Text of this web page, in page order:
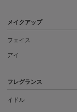
メイクアップ
フェイス
アイ
フレグランス
イドル